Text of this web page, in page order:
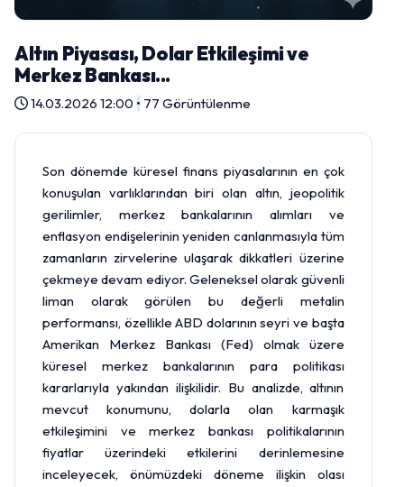
Altın Piyasası, Dolar Etkileşimi ve
Merkez Bankası...
14.03.2026 12:00 • 77 Görüntülenme
Son dönemde küresel finans piyasalarının en çok
konuşulan varlıklarından biri olan altın, jeopolitik
gerilimler, merkez bankalarının alımları ve
enflasyon endişelerinin yeniden canlanmasıyla tüm
zamanların zirvelerine ulaşarak dikkatleri üzerine
çekmeye devam ediyor. Geleneksel olarak güvenli
liman olarak görülen bu değerli metalin
performansı, özellikle ABD dolarının seyri ve başta
Amerikan Merkez Bankası(Fed) olmak üzere
küresel merkez bankalarının para politikası
kararlarıyla yakından ilişkilidir. Bu analizde, altının
mevcut konumunu, dolarla olan karmaşık
etkileşimini ve merkez bankası politikalarının
fiyatlar üzerindeki etkilerini derinlemesine
inceleyecek, önümüzdeki döneme ilişkin olası